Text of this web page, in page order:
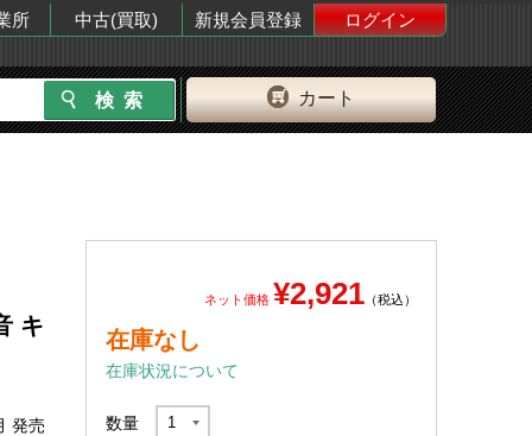
所 中古(買取) 新規会員登録
ログイン
カート
キ
発売
ネット価格 ¥2,921 （税込）
在庫なし
在庫状況について
数量